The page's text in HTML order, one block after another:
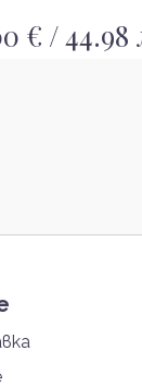
€ / 44.98